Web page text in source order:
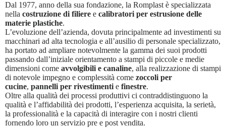
Dal 1977, anno della sua fondazione, la Romplast è specializzata
nella costruzione di filiere e calibratori per estrusione delle
materie plastiche.
L’evoluzione dell’azienda, dovuta principalmente ad investimenti su
macchinari ad alta tecnologia e all’ausilio di personale specializzato,
ha portato ad ampliare notevolmente la gamma dei suoi prodotti
passando dall’iniziale orientamento a stampi di piccole e medie
dimensioni come avvolgibili e canaline, alla realizzazione di stampi
di notevole impegno e complessità come zoccoli per
cucine, pannelli per rivestimenti e finestre.
Oltre alla qualità dei processi produttivi ci contraddistinguono la
qualità e l’affidabilità dei prodotti, l’esperienza acquisita, la serietà,
la professionalità e la capacità di interagire con i nostri clienti
fornendo loro un servizio pre e post vendita.